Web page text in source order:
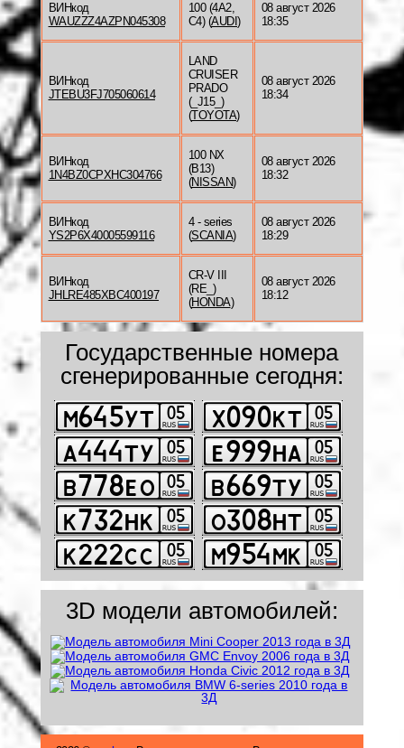
ВИНкод
WAUZZZ4AZPN045308
100 (4A2,
C4) (AUDI )
08 август 2026
18:35
ВИНкод
JTEBU3FJ705060614
LAND
CRUISER
PRADO
(_J15_)
(TOYOTA)
08 август 2026
18:34
ВИНкод
1N4BZ0CPXHC304766
100 NX
(B13)
(NISSAN)
08 август 2026
18:32
ВИНкод
YS2P6X40005599116
4 - series
(SCANIA)
08 август 2026
18:29
ВИНкод
JHLRE485XBC400197
CR-V III
(RE_)
(HONDA)
08 август 2026
18:12
Государственные номера
сгенерированные сегодня:
3D модели автомобилей: